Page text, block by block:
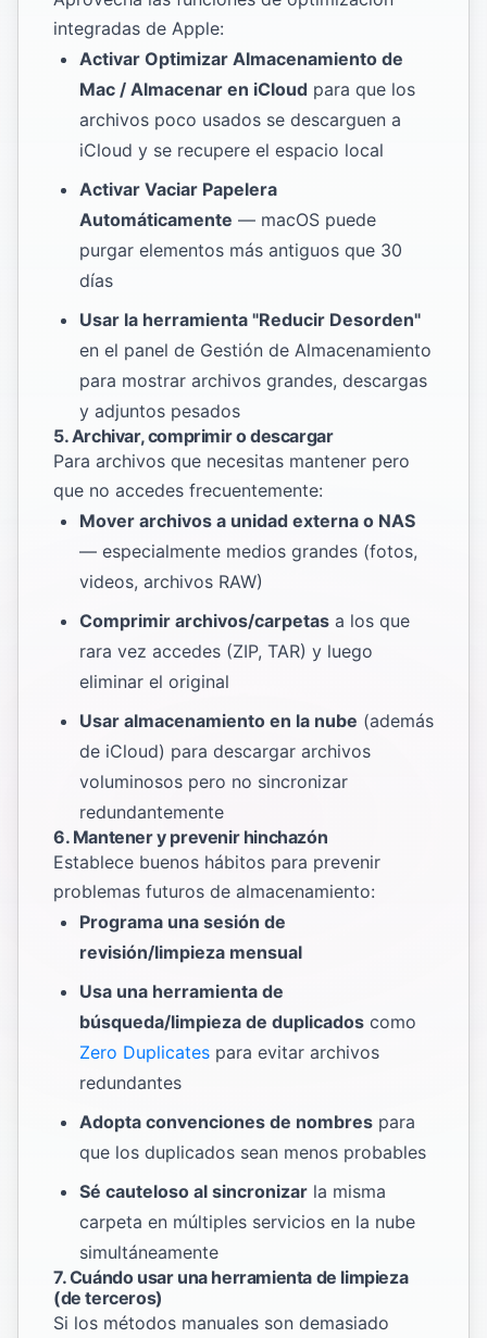
integradas de Apple:
Activar Optimizar Almacenamiento de
Mac / Almacenar en iCloud para que los
archivos poco usados se descarguen a
iCloud y se recupere el espacio local
Activar Vaciar Papelera
Automáticamente — macOS puede
purgar elementos más antiguos que 30
días
Usar la herramienta "Reducir Desorden"
en el panel de Gestión de Almacenamiento
para mostrar archivos grandes, descargas
y adjuntos pesados
5. Archivar, comprimir o descargar
Para archivos que necesitas mantener pero
que no accedes frecuentemente:
Mover archivos a unidad externa o NAS
— especialmente medios grandes (fotos,
videos, archivos RAW)
Comprimir archivos/carpetas a los que
rara vez accedes (ZIP, TAR) y luego
eliminar el original
Usar almacenamiento en la nube (además
de iCloud) para descargar archivos
voluminosos pero no sincronizar
redundantemente
6. Mantener y prevenir hinchazón
Establece buenos hábitos para prevenir
problemas futuros de almacenamiento:
Programa una sesión de
revisión/limpieza mensual
Usa una herramienta de
búsqueda/limpieza de duplicados como
Zero Duplicates para evitar archivos
redundantes
Adopta convenciones de nombres para
que los duplicados sean menos probables
Sé cauteloso al sincronizar la misma
carpeta en múltiples servicios en la nube
simultáneamente
7. Cuándo usar una herramienta de limpieza
(de terceros)
Si los métodos manuales son demasiado